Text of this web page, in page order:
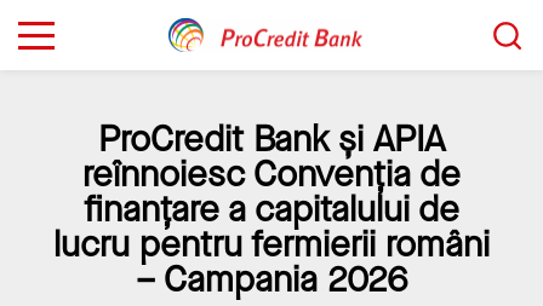
ProCredit Bank și APIA
reînnoiesc Convenția de
finanțare a capitalului de
lucru pentru fermierii români
– Campania 2026